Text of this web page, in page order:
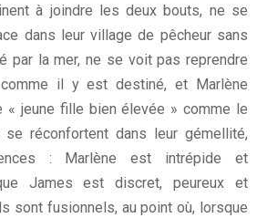
à joindre les deux bouts, ne se
dans leur village de pêcheur sans
par la mer, ne se voit pas reprendre
comme il y est destiné, et Marlène
« jeune fille bien élevée » comme le
réconfortent dans leur gémellité,
: Marlène est intrépide et
James est discret, peureux et
sont fusionnels, au point où, lorsque